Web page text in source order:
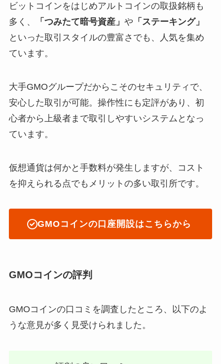
ビットコインをはじめアルトコインの取扱銘柄も
多く、
「つみたて暗号資産」 や 「ステーキング」
といった取引スタイルの豊富さでも、人気を集め
ています。
大手GMOグループだからこそのセキュリティで、
安心した取引が可能。操作性にも定評があり、初
心者から上級者まで取引しやすいシステムとなっ
ています。
仮想通貨は何かと手数料が発生しますが、コスト
を抑えられる点でもメリットの多い取引所です。
GMOコインの口座開設はこちらから
GMOコインの評判
GMOコインの口コミを調査したところ、以下のよ
うな意見が多く見受けられました。